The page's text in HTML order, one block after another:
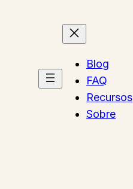
Blog
FAQ
Recursos
Sobre